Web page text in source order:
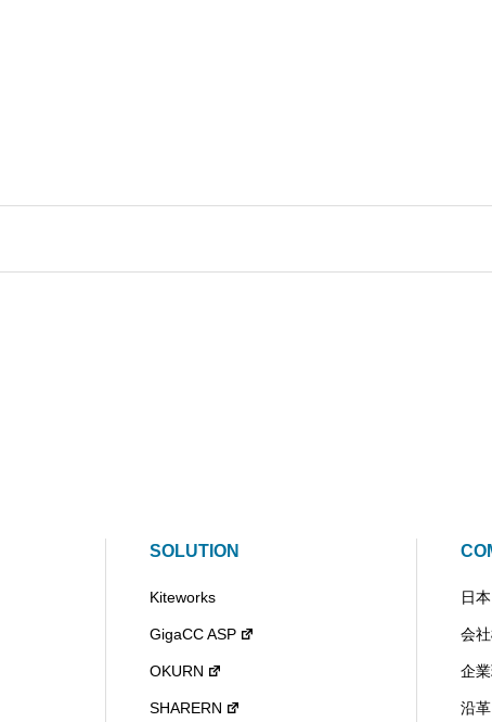
SOLUTION
Kiteworks
GigaCC ASP
OKURN
SHARERN
日
会
企
沿革